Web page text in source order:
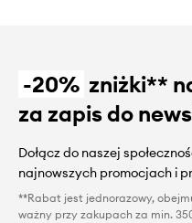
-20% zniżki**
za zapis do
Dołącz do naszej
najnowszych promocjach i
**Rabat jest jednorazowy,
ważny przy zakupach za min.